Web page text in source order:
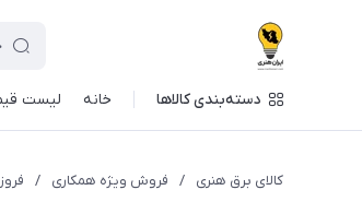
دسته‌بندی کالاها خانه لیست
کالای برق هنری / فروش ویژه همکاری /